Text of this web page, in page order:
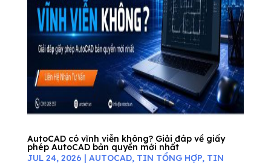
AutoCAD có vĩnh viễn không? Giải đáp về giấy
phép AutoCAD bản quyền mới nhất
JUL 24, 2026 | AUTOCAD, TIN TỔNG HỢP, TIN